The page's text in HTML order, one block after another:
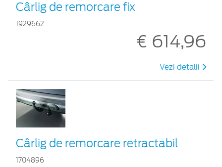
Cârlig de remorcare fix
1929662
€ 614,96
Vezi detalii
Cârlig de remorcare retractabil
1704896